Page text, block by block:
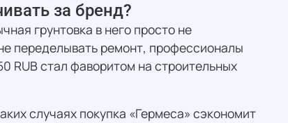
за бренд?
грунтовка в него просто не
переделывать ремонт, профессионалы
RUB стал фаворитом на строительных
случаях покупка «Гермеса» сэкономит